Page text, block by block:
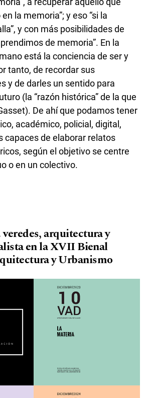
la memoria”; y eso “si la
y con más posibilidades de
de memoria”. En la
está la conciencia de ser y
tanto, de recordar sus
y de darles un sentido para
(la “razón histórica” de la que
De ahí que podamos tener
académico, policial, digital,
capaces de elaborar relatos
según el objetivo se centre
o en un colectivo.
arquitectura y
en la XVII Bienal
y Urbanismo